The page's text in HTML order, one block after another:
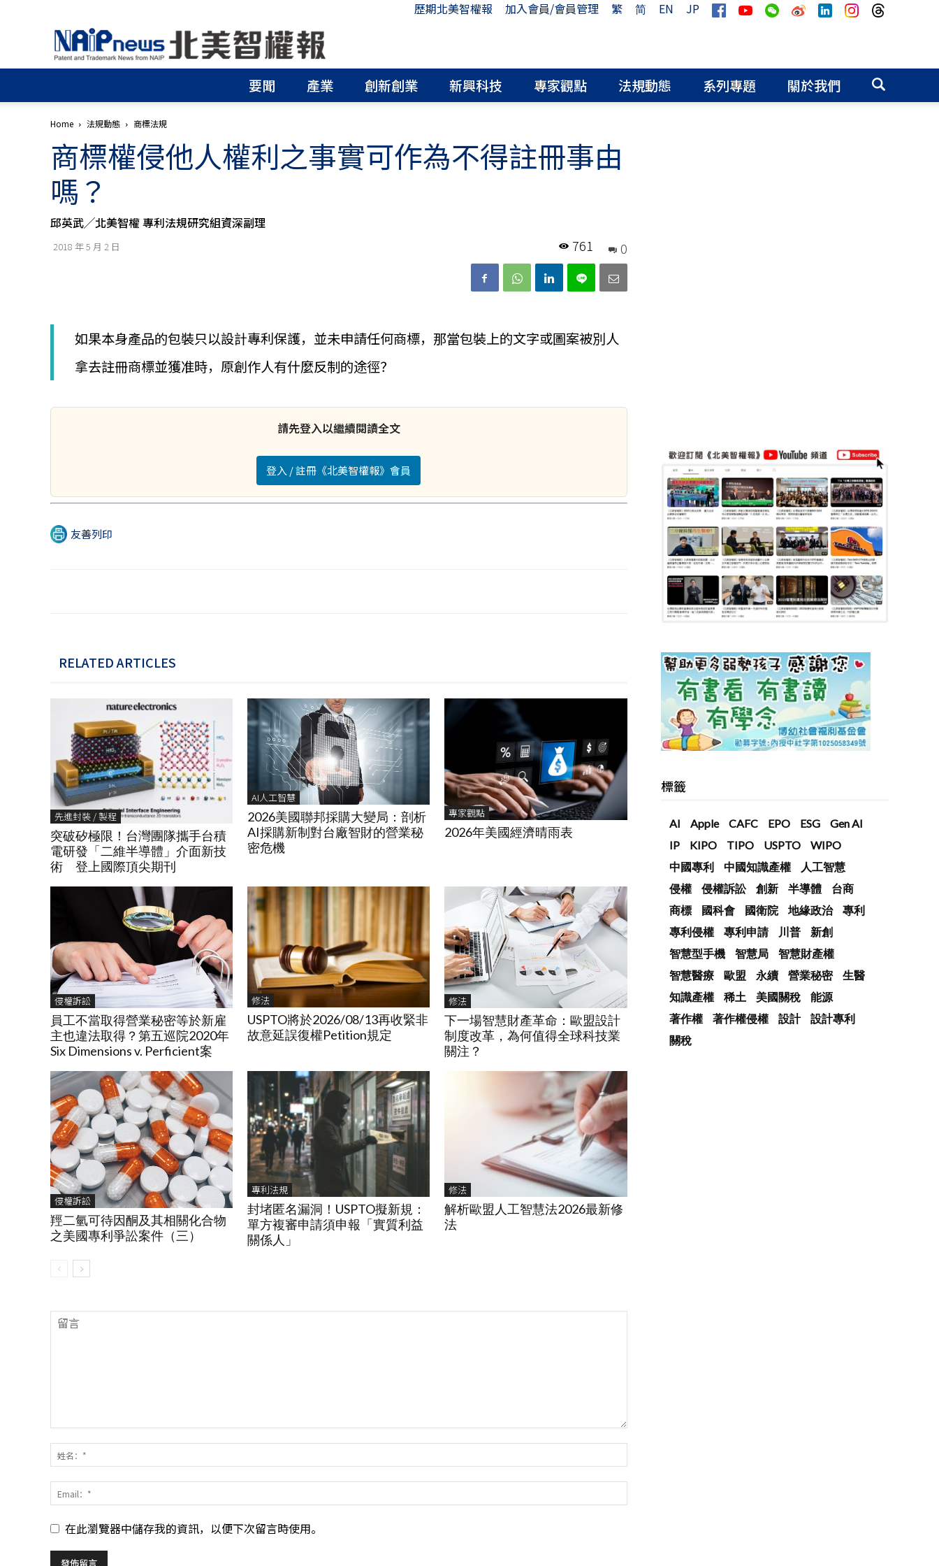
歷期北美智權報 加入會員/會員管理 繁 简 EN
JP
北
美
智
權
│
請
│
申
請
智
財
權
顧
│
美
要聞 產業 創新創業 新興科技 專家觀點 法規動態 系列專題 關於我們
Home 法規動態 商標法規
商標權侵他人權利之事實可作為不得註冊事由
嗎？
邱英武╱北美智權 專利法規研究組資深副理
2018 年 5 月 2 日 0
761
如果本身產品的包裝只以設計專利保護，並未申請任何商標，那當包裝上的文字或圖案被別人
拿去註冊商標並獲准時，原創作人有什麼反制的途徑？
請先登入以繼續閱讀全文
登入 / 註冊《北美智權報》會員
友善列印
RELATED ARTICLES
先進封裝 / 製程
突破矽極限！台灣團隊攜手台積
電研發「二維半導體」介面新技
術 登上國際頂尖期刊
AI人工智慧
2026美國聯邦採購大變局：剖析
AI採購新制對台廠智財的營業秘
密危機
專家觀點
2026年美國經濟晴雨表
侵權訴訟
員工不當取得營業秘密等於新雇
主也違法取得？第五巡院2020年
Six Dimensions v. Perficient案
修法
USPTO將於2026/08/13再收緊非
故意延誤復權Petition規定
修法
下一場智慧財產革命：歐盟設計
制度改革，為何值得全球科技業
關注？
侵權訴訟
羥二氫可待因酮及其相關化合物
之美國專利爭訟案件（三）
專利法規
封堵匿名漏洞！USPTO擬新規：
單方複審申請須申報「實質利益
關係人」
修法
解析歐盟人工智慧法2026最新修
法
在此瀏覽器中儲存我的資訊，以便下次留言時使用。
標籤
AI Apple CAFC EPO ESG
Gen AI
IP
KIPO TIPO USPTO
WIPO
中國專利
中國知識產權
人工智慧
侵權
侵權訴訟 創新 半導體
台商
商標
國科會 國衛院 地緣政治
專利
專利侵權
專利申請 川普
新創
智慧型手機
智慧局
智慧財產權
智慧醫療
歐盟 永續 營業秘密
生醫
知識產權
稀土 美國關稅
能源
著作權
著作權侵權 設計
設計專利
關稅